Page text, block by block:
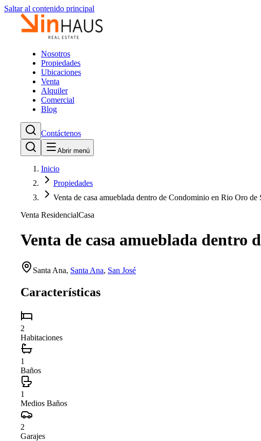
Saltar al contenido principal
Nosotros
Propiedades
Ubicaciones
Venta
Alquiler
Comercial
Blog
Contáctenos
Abrir menú
Inicio
Propiedades
Venta de casa amueblada dentro de Condominio en Rio Oro de
Venta ResidencialCasa
Venta de casa amueblada dentro
Santa Ana, Santa Ana, San José
Características
2
Habitaciones
1
Baños
1
Medios Baños
2
Garajes